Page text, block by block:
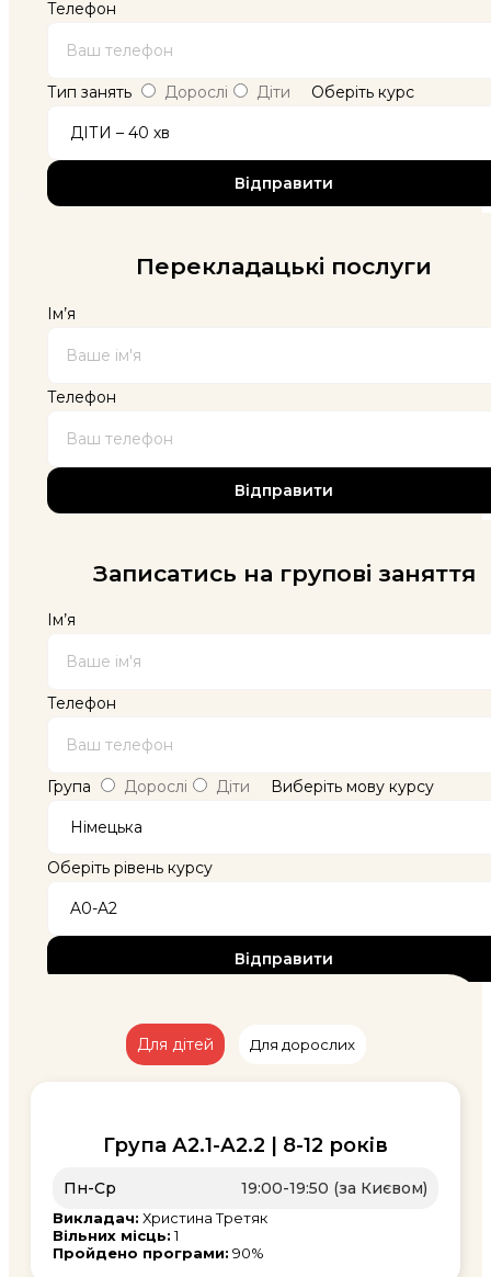
Телефон
Тип занять Дорослі Діти Оберіть курс
Перекладацькі послуги
Ім’я
Телефон
Записатись на групові заняття
Ім’я
Телефон
Група Дорослі Діти Виберіть мову курсу
Оберіть рівень курсу
Для дітей Для дорослих
Група А2.1-А2.2 | 8-12 років
Пн-Ср 19:00-19:50 (за Києвом)
Викладач: Христина Третяк
Вільних місць: 1
Пройдено програми: 90%